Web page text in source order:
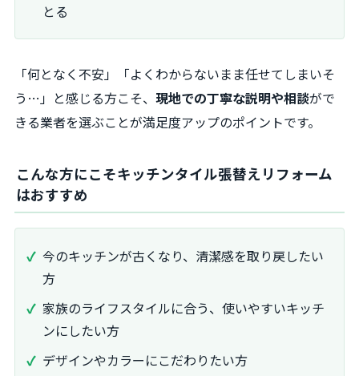
とる
「何となく不安」「よくわからないまま任せてしまいそ
う…」と感じる方こそ、 現地での丁寧な説明や相談がで
きる業者を選ぶことが満足度アップのポイントです。
こんな方にこそキッチンタイル張替えリフォーム
はおすすめ
今のキッチンが古くなり、清潔感を取り戻したい
方
家族のライフスタイルに合う、使いやすいキッチ
ンにしたい方
デザインやカラーにこだわりたい方